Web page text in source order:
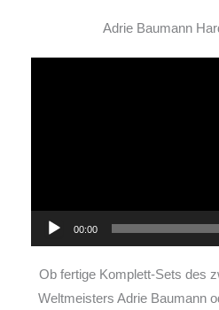
Adrie Baumann
00:00
Ob fertige Komplett-Sets des
Weltmeisters Adrie Baumann